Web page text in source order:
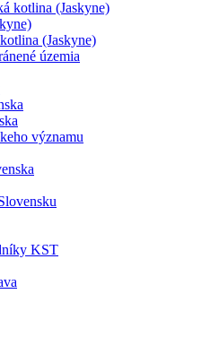
kotlina (Jaskyne)
(Jaskyne)
územia
významu
KST